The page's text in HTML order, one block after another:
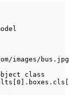
images/
class